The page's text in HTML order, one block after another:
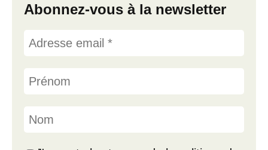
Abonnez-vous à la newsletter